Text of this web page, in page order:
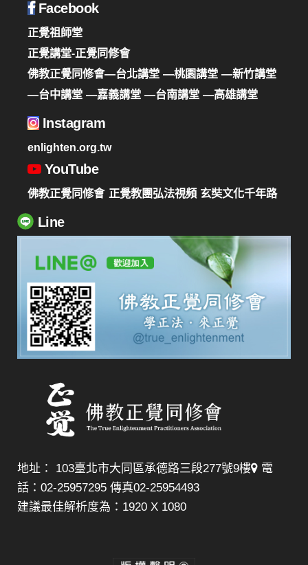
Facebook
正覺祖師堂
正覺講堂-正覺同修會
佛教正覺同修會—台北講堂 —桃園講堂 —新竹講堂
—台中講堂 —嘉義講堂 —台南講堂 —高雄講堂
Instagram
enlighten.org.tw
YouTube
佛教正覺同修會 正覺教團弘法視頻 玄奘文化千年路
Line
地址： 103臺北市大同區承德路三段277號9樓
電
話：02-25957295 傳真02-25954493
建議最佳解析度為：1920 X 1080